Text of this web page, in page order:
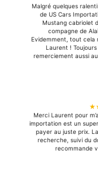
Malgré quelques
de US Cars
Mustang cabriolet
compagne de
Evidemment, tout cela
Laurent !
remerciement aussi
Merci Laurent pour
importation est un
payer au juste prix.
recherche, suivi du
recommande